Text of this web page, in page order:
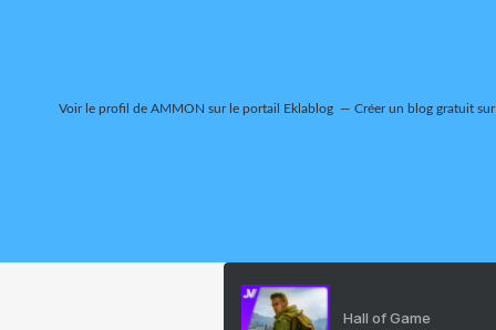
Voir le profil de AMMON sur le portail Eklablog Créer un blog gratuit
Hall of Game